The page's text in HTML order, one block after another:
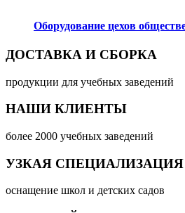
Оборудование цехов
ДОСТАВКА И СБОРКА
продукции для учебных заведений
НАШИ КЛИЕНТЫ
более 2000 учебных заведений
УЗКАЯ СПЕЦИАЛИЗАЦИЯ
оснащение школ и детских садов